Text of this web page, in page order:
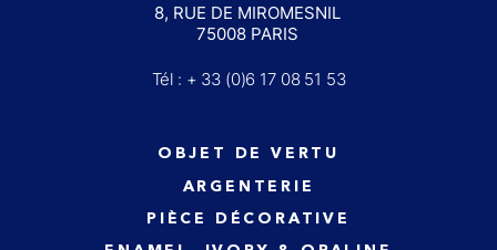
8, RUE DE MIROMESNIL
75008 PARIS
Tél : + 33 (0)6 17 08 51 53
OBJET DE VERTU
ARGENTERIE
PIÈCE DÉCORATIVE